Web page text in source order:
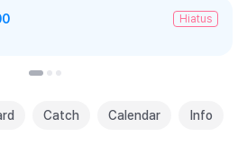
Hiatus
Catch Calendar Info